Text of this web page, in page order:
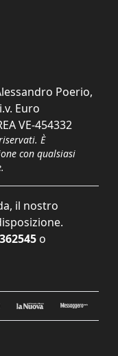
Poerio,
Euro
VE-454332
È
con qualsiasi
il nostro
o